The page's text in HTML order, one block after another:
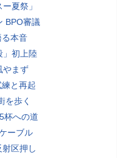
夏祭」
BPO審議
本音
」初上陸
やまず
と再起
を歩く
杯への道
ーブル
区押し